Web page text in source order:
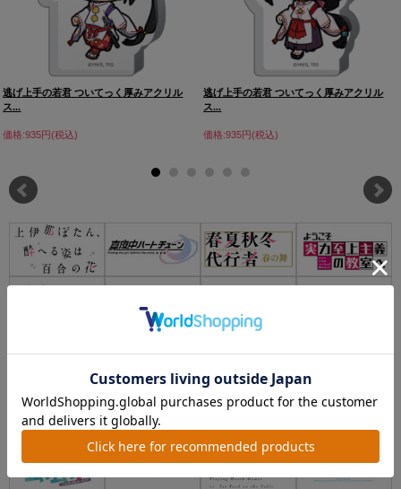
逃げ上手の若君 ついてっく厚みアクリル
ス...
価格:935円(税込)
逃げ上手の若君 ついてっく厚みアクリル
ス...
価格:935円(税込)